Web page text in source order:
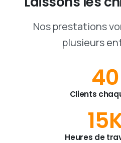
Nos prestations
plusieurs
40
Clients
15
Heures de